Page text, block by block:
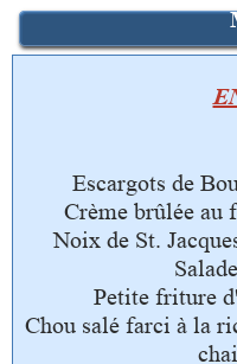
Escargots de
Crème brûlée au
Noix de St.
Petite friture
Chou salé farci à la